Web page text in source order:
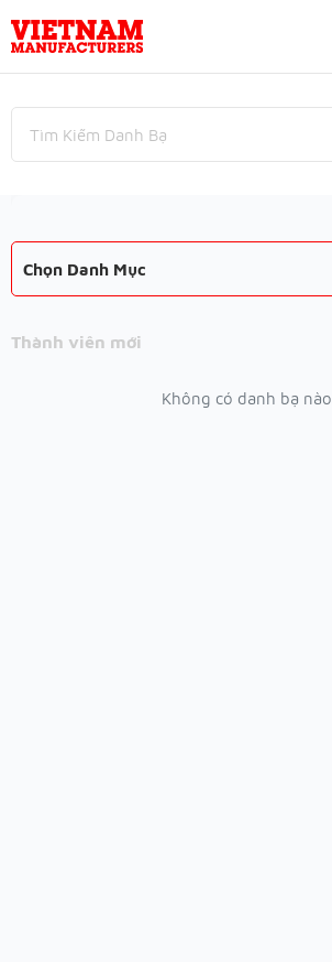
Chọn Danh Mục
Thành viên mới
Không có danh bạ nào